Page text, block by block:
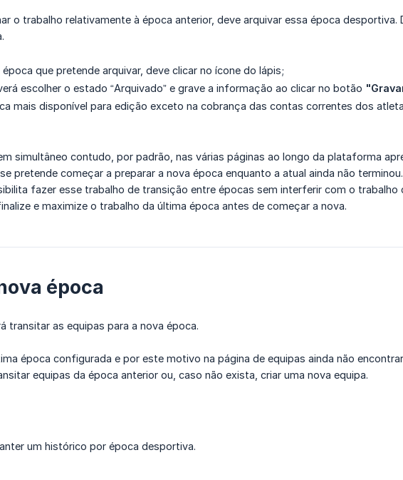
o trabalho relativamente à época anterior, deve arquivar essa época desportiva.
que pretende arquivar, deve clicar no ícone do lápis;
escolher o estado “Arquivado” e grave a informação ao clicar no botão
mais disponível para edição exceto na cobrança das contas correntes dos
simultâneo contudo, por padrão, nas várias páginas ao longo da plataforma
pretende começar a preparar a nova época enquanto a atual ainda não
fazer esse trabalho de transição entre épocas sem interferir com o
e maximize o trabalho da última época antes de começar a nova.
época
transitar as equipas para a nova época.
época configurada e por este motivo na página de equipas ainda não
equipas da época anterior ou, caso não exista, criar uma nova equipa.
um histórico por época desportiva.